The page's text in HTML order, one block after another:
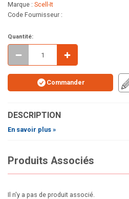
Marque : Scell-It
Code Fournisseur :
Quantité:
Commander
DESCRIPTION
En savoir plus »
Produits Associés
Il n'y a pas de produit associé.